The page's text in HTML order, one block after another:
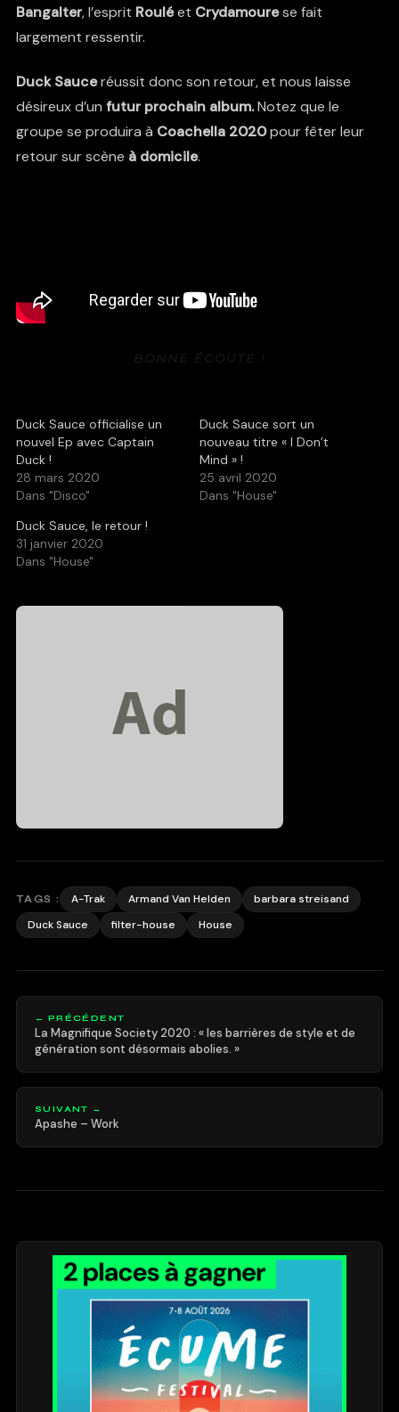
Bangalter, l’esprit Rouléet Crydamourese fait
largement ressentir.
Duck Sauceréussit donc son retour, et nous laisse
désireux d’un futur prochain album.Notez que le
groupe se produira à Coachella 2020pour fêter leur
retour sur scène à domicile.
Duck Sauce officialise un
nouvel Ep avec Captain
Duck !
28 mars 2020
Dans "Disco"
Duck Sauce sort un
nouveau titre « I Don’t
Mind » !
25 avril 2020
Dans "House"
Duck Sauce, le retour !
31 janvier 2020
Dans "House"
TAGS : A-Trak Armand Van Helden
barbara streisand
Duck Sauce
filter-house House
← PRÉCÉDENT
La Magnifique Society 2020 : « les barrières de style et de
génération sont désormais abolies. »
SUIVANT →
Apashe – Work